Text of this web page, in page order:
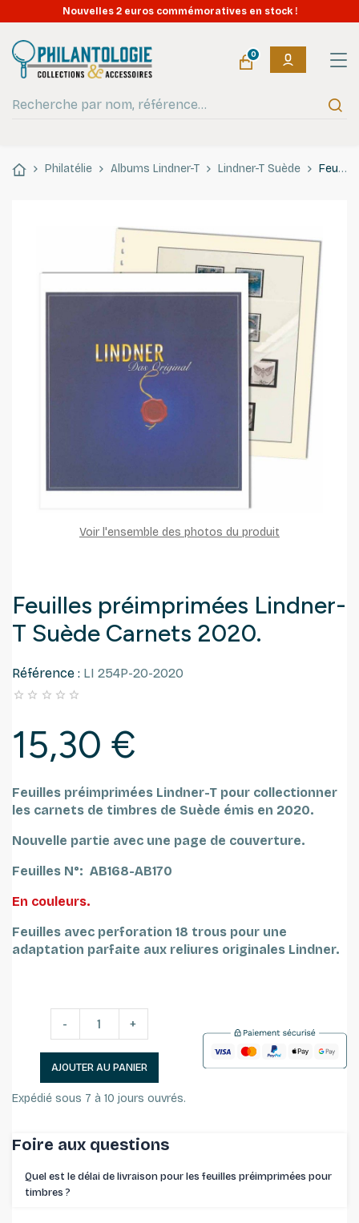
Nouvelles 2 euros commémoratives en stock !
0
Philatélie Albums Lindner-T Lindner-T Suède Feuilles préimprimées Lindner-T Suède Carnets 2020.
Voir l'ensemble des photos du produit
Feuilles préimprimées Lindner-
T Suède Carnets 2020.
Référence : LI 254P-20-2020
    
15,30 €
Feuilles préimprimées Lindner-T pour collectionner
les carnets de timbres de Suède émis en 2020.
Nouvelle partie avec une page de couverture.
Feuilles N°: AB168-AB170
En couleurs.
Feuilles avec perforation 18 trous pour une
adaptation parfaite aux reliures originales Lindner.
- +
AJOUTER AU PANIER
Expédié sous 7 à 10 jours ouvrés.
Foire aux questions
Quel est le délai de livraison pour les feuilles préimprimées pour
timbres ⁠?